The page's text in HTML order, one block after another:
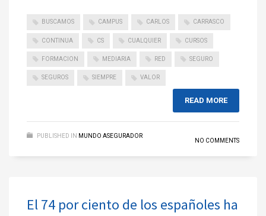
BUSCAMOS CAMPUS CARLOS CARRASCO
CONTINUA CS CUALQUIER CURSOS
FORMACION MEDIARIA RED SEGURO
SEGUROS SIEMPRE VALOR
READ MORE
PUBLISHED IN MUNDO ASEGURADOR
NO COMMENTS
El 74 por ciento de los españoles ha